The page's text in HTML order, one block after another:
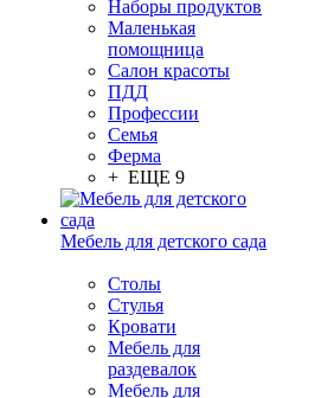
Наборы продуктов
Маленькая
помощница
Салон красоты
ПДД
Профессии
Семья
Ферма
+ ЕЩЕ 9
Мебель для детского сада
Столы
Cтулья
Кровати
Мебель для
раздевалок
Мебель для